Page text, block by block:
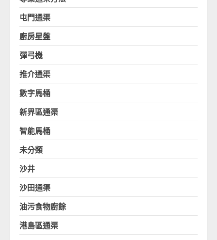
屯門通渠
廚房星盤
彈弓機
推介通渠
數字馬桶
新界區通渠
智能馬桶
未分類
沙井
沙田通渠
油污食物廚餘
港島區通渠